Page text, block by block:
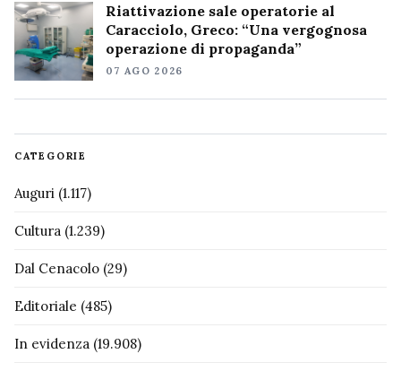
Riattivazione sale operatorie al
Caracciolo, Greco: “Una vergognosa
operazione di propaganda”
07 AGO 2026
CATEGORIE
Auguri (1.117)
Cultura (1.239)
Dal Cenacolo (29)
Editoriale (485)
In evidenza (19.908)